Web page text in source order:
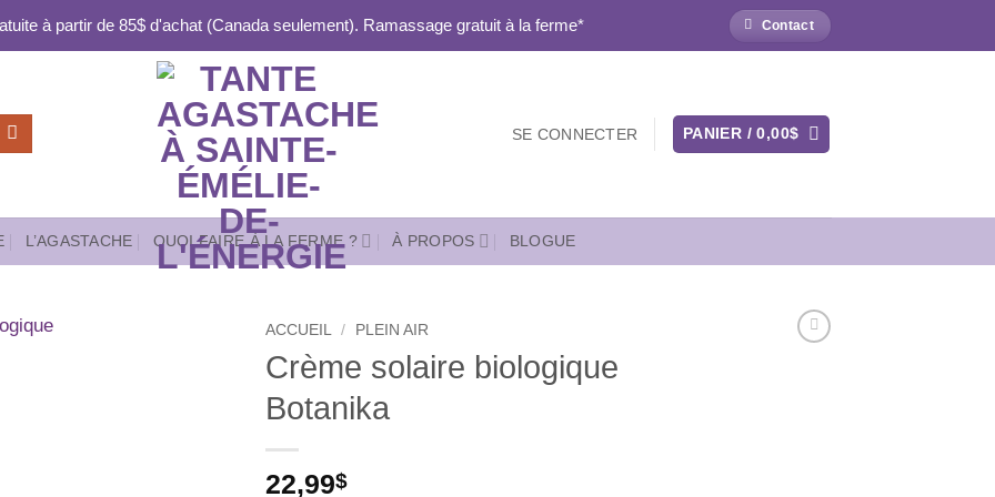
à partir de 85$ d'achat (Canada seulement). Ramassage gratuit à la ferme* Contact
SE CONNECTER PANIER /0,00$
L’AGASTACHE QUOI FAIRE À LA FERME ? À PROPOS BLOGUE
ACCUEIL / PLEIN AIR
Crème solaire biologique
Botanika
22,99$